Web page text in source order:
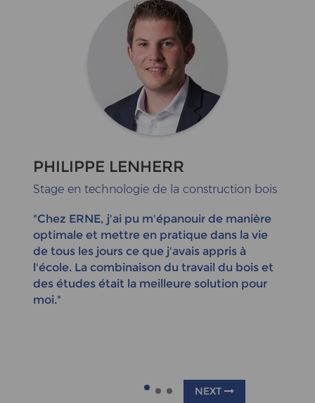
PHILIPPE LENHERR
Stage en technologie de la construction bois
"Chez ERNE, j'ai pu m'épanouir de manière
optimale et mettre en pratique dans la vie
de tous les jours ce que j'avais appris à
l'école. La combinaison du travail du bois et
des études était la meilleure solution pour
moi."
NEXT